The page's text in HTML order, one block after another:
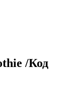
/Код